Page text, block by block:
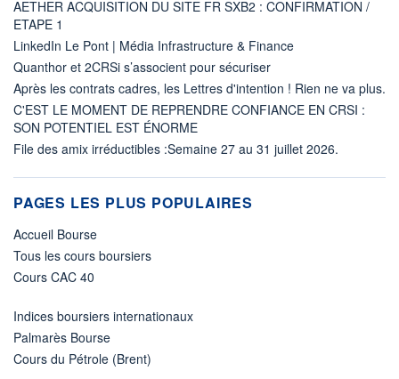
AETHER ACQUISITION DU SITE FR SXB2 : CONFIRMATION /
ETAPE 1
LinkedIn Le Pont | Média Infrastructure & Finance
Quanthor et 2CRSi s’associent pour sécuriser
Après les contrats cadres, les Lettres d'intention ! Rien ne va plus.
C'EST LE MOMENT DE REPRENDRE CONFIANCE EN CRSI :
SON POTENTIEL EST ÉNORME
File des amix irréductibles :Semaine 27 au 31 juillet 2026.
PAGES LES PLUS POPULAIRES
Accueil Bourse
Tous les cours boursiers
Cours CAC 40
Indices boursiers internationaux
Palmarès Bourse
Cours du Pétrole (Brent)